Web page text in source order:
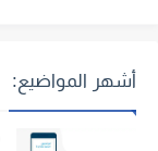
أشهر المواضيع: